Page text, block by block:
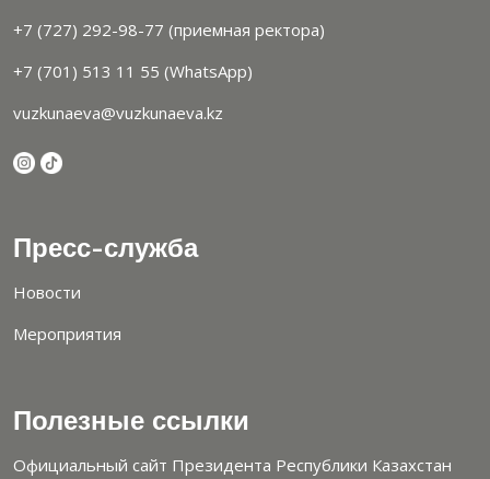
+7 (727) 292-98-77 (приемная ректора)
+7 (701) 513 11 55 (WhatsApp)
vuzkunaeva@vuzkunaeva.kz
Пресс-служба
Новости
Мероприятия
Полезные ссылки
Официальный сайт Президента Республики Казахстан